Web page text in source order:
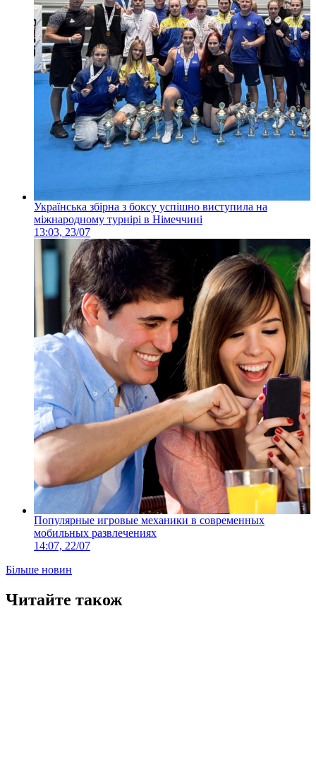
Українська збірна з боксу успішно виступила на
міжнародному турнірі в Німеччині
13:03, 23/07
Популярные игровые механики в современных
мобильных развлечениях
14:07, 22/07
Більше новин
Читайте також